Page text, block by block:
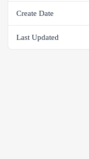
Create Date
Last Updated